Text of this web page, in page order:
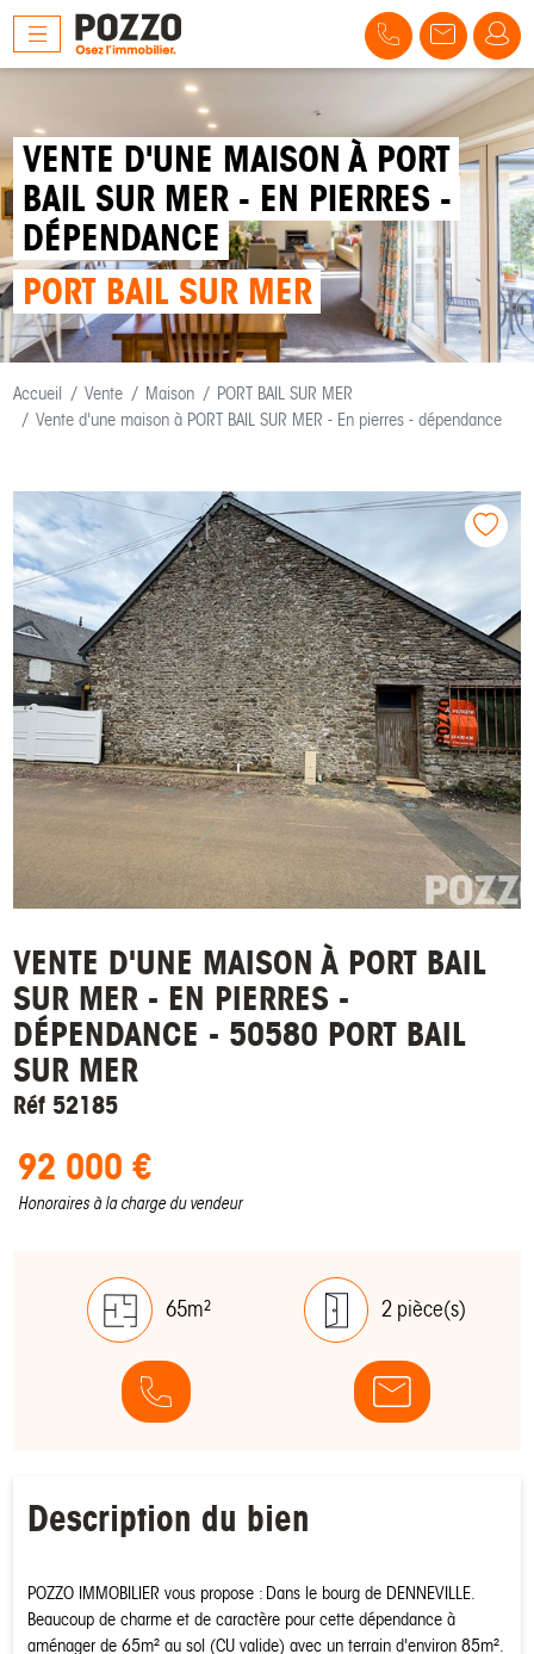
VENTE D'UNE MAISON À PORT
BAIL SUR MER - EN PIERRES -
DÉPENDANCE
PORT BAIL SUR MER
Accueil Vente Maison
PORT BAIL SUR MER
Vente d'une maison à PORT BAIL SUR MER - En pierres - dépendance
VENTE D'UNE MAISON À PORT BAIL
SUR MER - EN PIERRES -
DÉPENDANCE - 50580 PORT BAIL
SUR MER
Réf 52185
92 000 €
Honoraires à la charge du vendeur
65m² 2 pièce(s)
Description du bien
POZZO IMMOBILIER vous propose : Dans le bourg de DENNEVILLE.
Beaucoup de charme et de caractère pour cette dépendance à
aménager de 65m² au sol (CU valide) avec un terrain d'environ 85m².